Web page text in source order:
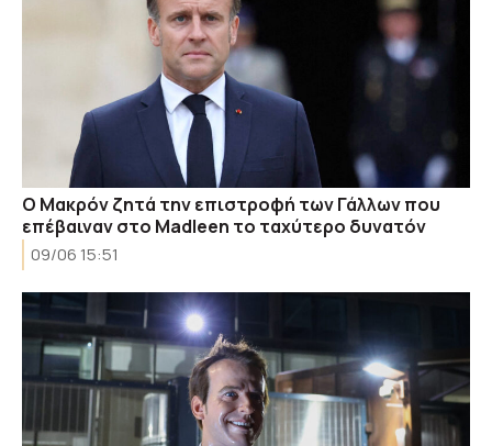
Ο Μακρόν ζητά την επιστροφή των Γάλλων που
επέβαιναν στο Madleen το ταχύτερο δυνατόν
09/06 15:51